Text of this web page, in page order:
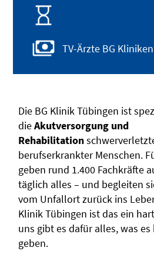
TV-Ärzte BG Kliniken
Die BG Klinik Tübingen ist
dieAkutversorgung und
Rehabilitation
berufserkrankter Menschen.
geben rund 1.400 Fachkräfte
täglich alles – und begleiten
vom Unfallort zurück ins
Klinik Tübingen ist das ein
uns gibt es dafür alles, was
geben.